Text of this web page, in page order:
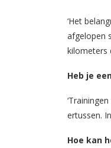
‘Het
afgelopen
kilometers
Heb je
ertussen.
Hoe kan